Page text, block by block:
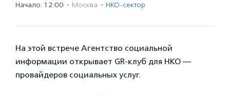
Начало: 12:00 · Москва · НКО-сектор
На этой встрече Агентство социальной
информации открывает GR-клуб для НКО —
провайдеров социальных услуг.